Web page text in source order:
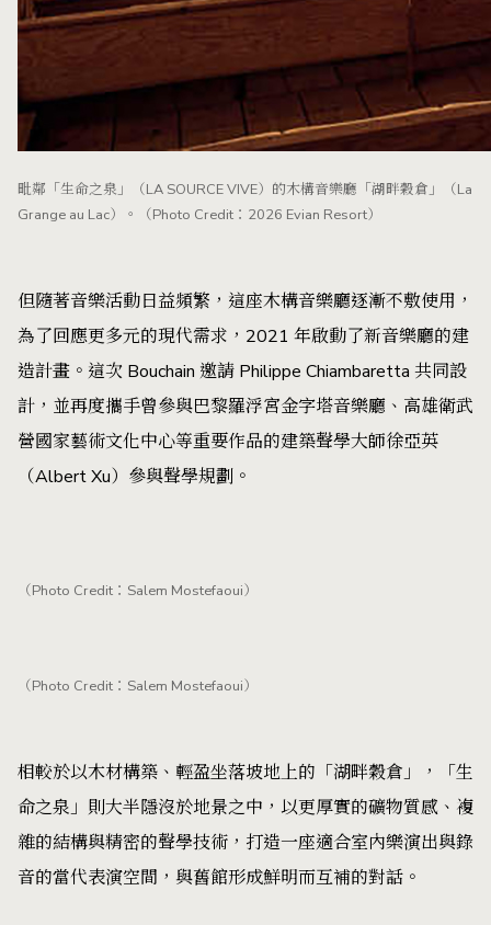
毗鄰「生命之泉」（LA SOURCE VIVE）的木構音樂廳「湖畔穀倉」（La
Grange au Lac）。（Photo Credit：2026 Evian Resort）
但隨著音樂活動日益頻繁，這座木構音樂廳逐漸不敷使用，
為了回應更多元的現代需求，2021 年啟動了新音樂廳的建
造計畫。這次 Bouchain 邀請 Philippe Chiambaretta 共同設
計，並再度攜手曾參與巴黎羅浮宮金字塔音樂廳、高雄衛武
營國家藝術文化中心等重要作品的建築聲學大師徐亞英
（Albert Xu）參與聲學規劃。